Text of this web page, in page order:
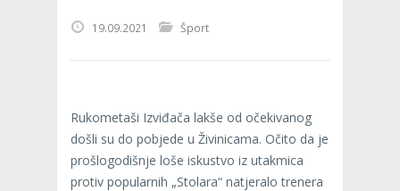
19.09.2021 Šport
Rukometaši Izviđača lakše od očekivanog
došli su do pobjede u Živinicama. Očito da je
prošlogodišnje loše iskustvo iz utakmica
protiv popularnih „Stolara“ natjeralo trenera